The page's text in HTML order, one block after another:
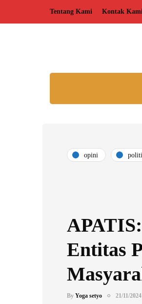
Tentang Kami Kontak
opini
Entitas
By Yoga setyo 21/11/2024